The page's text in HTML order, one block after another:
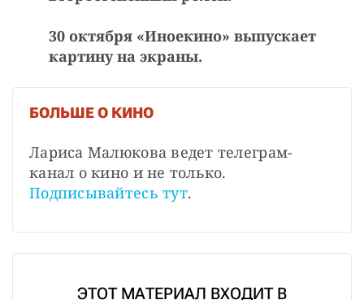
30 октября «Иноекино» выпускает
картину на экраны.
БОЛЬШЕ О КИНО
Лариса Малюкова ведет телеграм-
Подписывайтесь тут.
ЭТОТ МАТЕРИАЛ ВХОДИТ В